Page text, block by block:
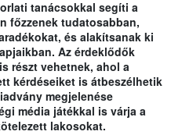
tanácsokkal segíti a
főzzenek tudatosabban,
és alakítsanak ki
Az érdeklődők
részt vehetnek, ahol a
kérdéseiket is átbeszélhetik
megjelenése
média játékkal is várja a
lakosokat.